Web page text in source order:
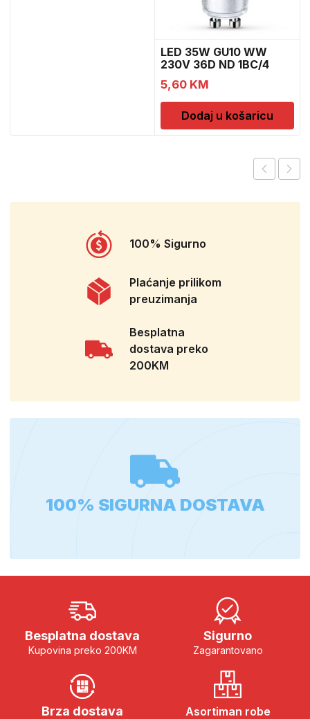
LED 35W GU10 WW
230V 36D ND 1BC/4
5,60 KM
Dodaj u košaricu
100% Sigurno
Plaćanje prilikom
preuzimanja
Besplatna
dostava preko
200KM
100% SIGURNA DOSTAVA
Besplatna dostava
Kupovina preko 200KM
Sigurno
Zagarantovano
Brza dostava Asortiman robe